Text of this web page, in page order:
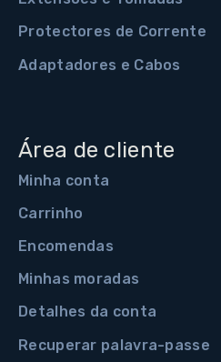
Protectores de Corrente
Adaptadores e Cabos
Área de cliente
Minha conta
Carrinho
Encomendas
Minhas moradas
Detalhes da conta
Recuperar palavra-passe